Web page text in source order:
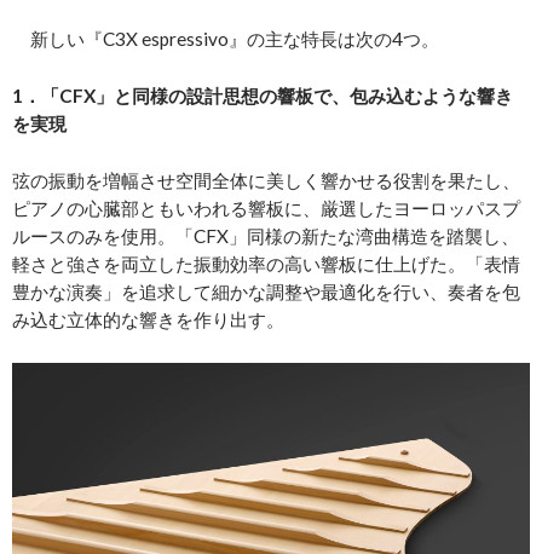
新しい『C3X espressivo』の主な特長は次の4つ。
1．「CFX」と同様の設計思想の響板で、包み込むような響き
を実現
弦の振動を増幅させ空間全体に美しく響かせる役割を果たし、
ピアノの心臓部ともいわれる響板に、厳選したヨーロッパスプ
ルースのみを使用。「CFX」同様の新たな湾曲構造を踏襲し、
軽さと強さを両立した振動効率の高い響板に仕上げた。「表情
豊かな演奏」を追求して細かな調整や最適化を行い、奏者を包
み込む立体的な響きを作り出す。